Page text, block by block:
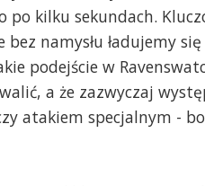
po kilku sekundach.
bez namysłu ładujemy
podejście w
a że zazwyczaj
atakiem specjalnym - bo